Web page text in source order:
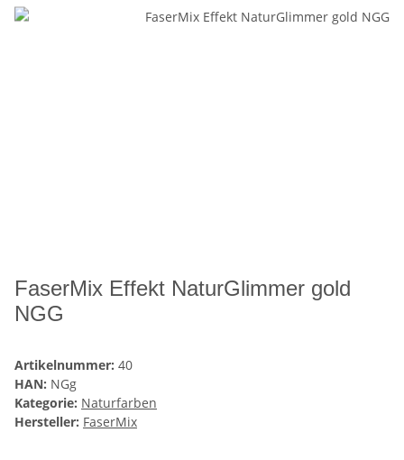
FaserMix Effekt NaturGlimmer gold
NGG
Artikelnummer: 40
HAN: NGg
Kategorie: Naturfarben
Hersteller: FaserMix